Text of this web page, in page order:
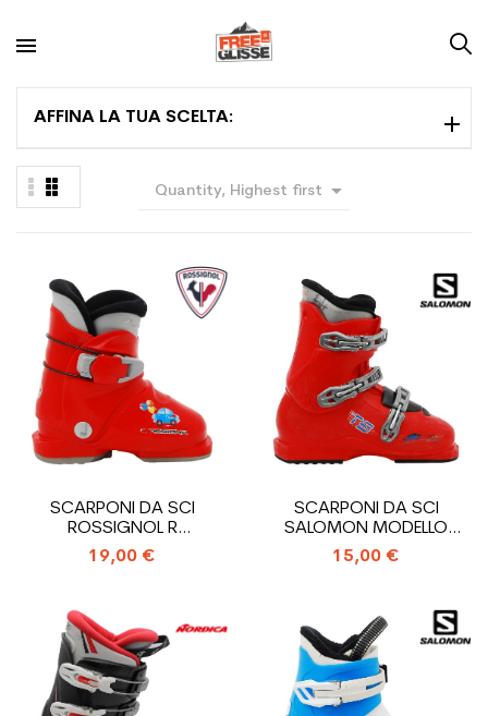
AFFINA LA TUA SCELTA:
Quantity, Highest first 
SCARPONI DA SCI
ROSSIGNOL R
18_INGRESSO
POSTERIORE
19,00 €
SCARPONI DA SCI
SALOMON MODELLO
PERFORMA T3_3 GANCI
15,00 €